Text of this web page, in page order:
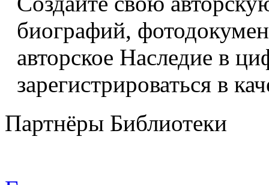
биографий,
авторское Наследие в
зарегистрироваться в
Партнёры Библиотеки